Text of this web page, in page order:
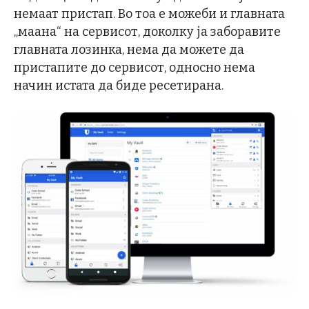
немаат пристап. Во тоа е можеби и главната
„маана“ на сервисот, доколку ја заборавите
главната лозинка, нема да можете да
пристапите до сервисот, односно нема
начин истата да биде ресетирана.